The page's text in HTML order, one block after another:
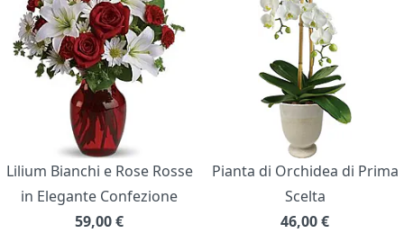
Lilium Bianchi e Rose Rosse
in Elegante Confezione
59,00€
Pianta di Orchidea di Prima
Scelta
46,00€